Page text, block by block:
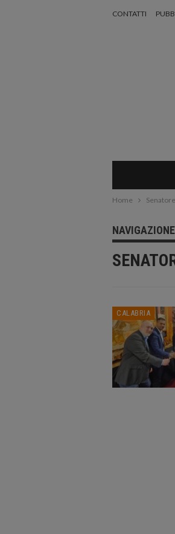
CONTATTI
Home
CALABRIA